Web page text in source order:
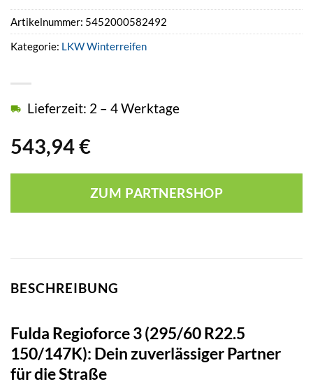
543,94€
Lieferzeit: 2 – 4 Werktage
ZUM PARTNERSHOP
Artikelnummer: 5452000582492
Kategorie: LKW Winterreifen
BESCHREIBUNG
Fulda Regioforce 3 (295/60 R22.5
150/147K): Dein zuverlässiger Partner
für die Straße